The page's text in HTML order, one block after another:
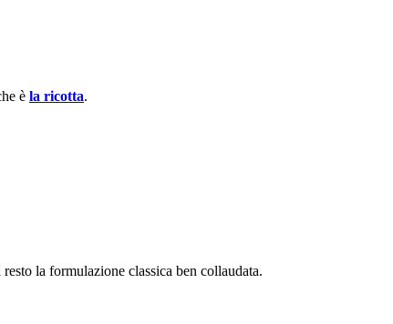
è la ricotta.
la formulazione classica ben collaudata.